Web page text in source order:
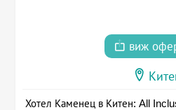
виж
Хотел Каменец в Китен: All